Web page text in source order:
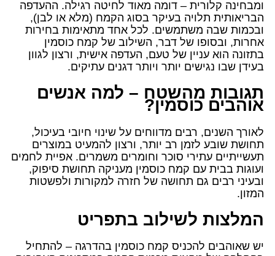
ומבחינה קלורית – דומה מאוד לחיטה רגילה. ההעדפה
הבריאותית תלויה בעיקר בסוג הקמח (מלא או לבן),
ובכמות שבה משתמשים. לכל אחד מתאימות בחירות
אחרות, ובסופו של דבר, השילוב של קמח כוסמין
בתזונה הוא עניין של טעם, העדפה אישית, ורצון לגוון
בעידן שבו נגישים יותר ויותר דגנים עתיקים.
תגובות מהשטח – למה אנשים
אוהבים כוסמין?
לאורך השנים, רבים מדווחים על שינוי חיובי בעיכול,
תחושת שובע לזמן רב יותר, ורצון להמעיט במוצרים
תעשייתיים עתירי סוכר וחומרים משמרים. אפיית לחמים
ועוגות בבית עם קמח כוסמין מעניקה תחושת סיפוק,
ובעיני רבים גם תחושה של חזרה למקורות ולפשטות
המזון.
המלצות לשילוב בתפריט
יש שאוהבים להכניס קמח כוסמין בהדרגה – להתחיל